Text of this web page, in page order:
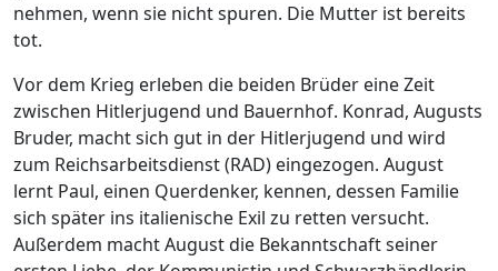
nehmen, wenn sie nicht spuren. Die Mutter ist bereits
tot.
Vor dem Krieg erleben die beiden Brüder eine Zeit
zwischen Hitlerjugend und Bauernhof. Konrad, Augusts
Bruder, macht sich gut in der Hitlerjugend und wird
zum Reichsarbeitsdienst (RAD) eingezogen. August
lernt Paul, einen Querdenker, kennen, dessen Familie
sich später ins italienische Exil zu retten versucht.
Außerdem macht August die Bekanntschaft seiner